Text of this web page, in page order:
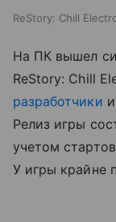
ReStory: Chill
На ПК вышел
ReStory: Chill
разработчики
Релиз игры
учетом
У игры крайне